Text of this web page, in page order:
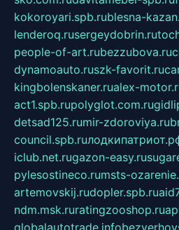
kokoroyari.spb.rublesna-
lenderoq.rusergeydobrin.ru
people-of-art.rubezzubova.ru
dynamoauto.ruszk-favorit.ru
kingbolenskaner.rualex-
act1.spb.rupolyglot.com.ru
detsad125.rumir-zdoroviya.ru
council.spb.ru
iclub.net.rugazon-easy.ru
pylesostineco.rumsts-
artemovskij.rudopler.spb.ru
ndm.msk.ruratingzooshop.ru
globalautotrade.info